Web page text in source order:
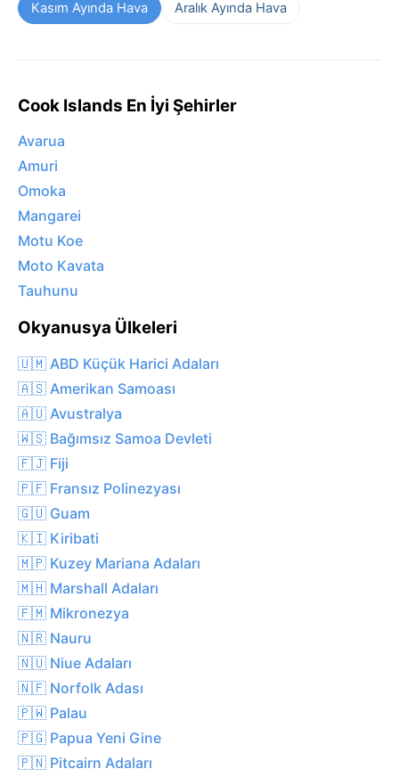
Kasım Ayında Hava Aralık Ayında Hava
Cook Islands En İyi Şehirler
Avarua
Amuri
Omoka
Mangarei
Motu Koe
Moto Kavata
Tauhunu
Okyanusya Ülkeleri
🇺🇲 ABD Küçük Harici Adaları
🇦🇸 Amerikan Samoası
🇦🇺 Avustralya
🇼🇸 Bağımsız Samoa Devleti
🇫🇯 Fiji
🇵🇫 Fransız Polinezyası
🇬🇺 Guam
🇰🇮 Kiribati
🇲🇵 Kuzey Mariana Adaları
🇲🇭 Marshall Adaları
🇫🇲 Mikronezya
🇳🇷 Nauru
🇳🇺 Niue Adaları
🇳🇫 Norfolk Adası
🇵🇼 Palau
🇵🇬 Papua Yeni Gine
🇵🇳 Pitcairn Adaları